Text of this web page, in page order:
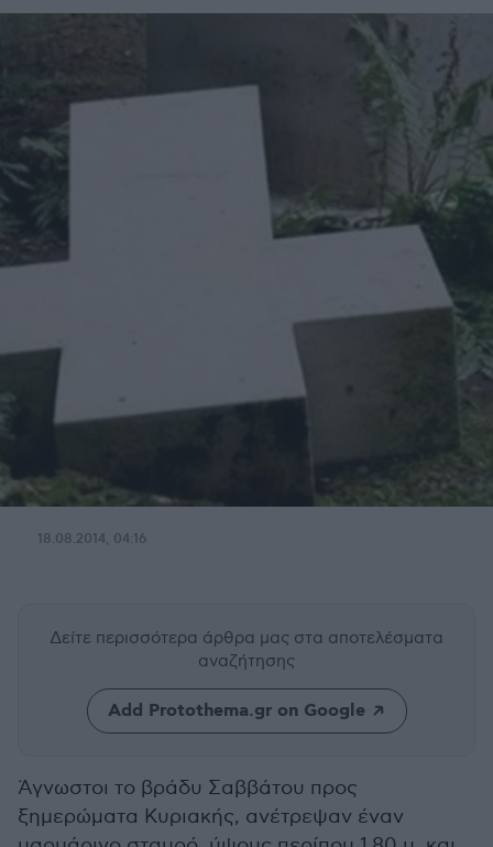
18.08.2014, 04:16
Δείτε περισσότερα άρθρα μας στα αποτελέσματα
αναζήτησης
Add Protothema.gr on Google
Άγνωστοι το βράδυ Σαββάτου προς
ξημερώματα Κυριακής, ανέτρεψαν έναν